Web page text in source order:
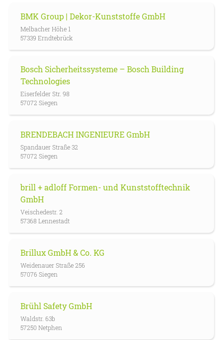
BMK Group | Dekor-Kunststoffe GmbH
Melbacher Höhe 1
57339 Erndtebrück
Bosch Sicherheitssysteme – Bosch Building
Technologies
Eiserfelder Str. 98
57072 Siegen
BRENDEBACH INGENIEURE GmbH
Spandauer Straße 32
57072 Siegen
brill + adloff Formen- und Kunststofftechnik
GmbH
Veischedestr. 2
57368 Lennestadt
Brillux GmbH & Co. KG
Weidenauer Straße 256
57076 Siegen
Brühl Safety GmbH
Waldstr. 63b
57250 Netphen